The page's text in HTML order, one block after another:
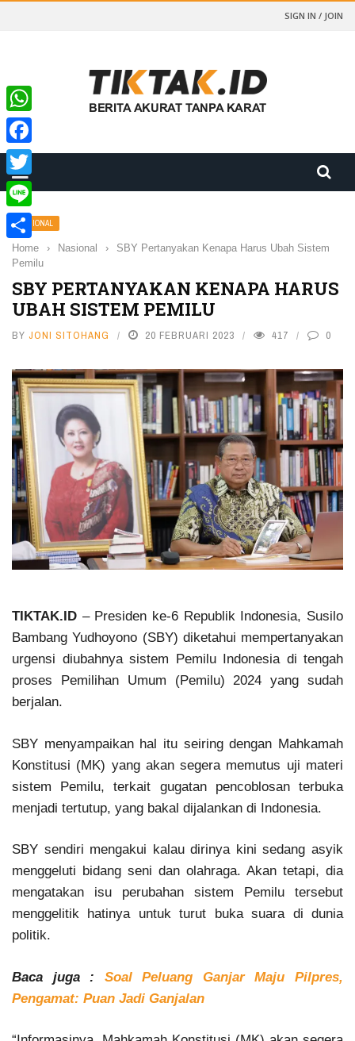
SIGN IN / JOIN
NASIONAL
Home › Nasional ›
SBY Pertanyakan Kenapa Harus Ubah Sistem
Pemilu
SBY PERTANYAKAN KENAPA HARUS
UBAH SISTEM PEMILU
BY JONI SITOHANG 20 FEBRUARI 2023 417 0
TIKTAK.ID – Presiden ke-6 Republik Indonesia, Susilo
Bambang Yudhoyono (SBY) diketahui mempertanyakan
urgensi diubahnya sistem Pemilu Indonesia di tengah
proses Pemilihan Umum (Pemilu) 2024 yang sudah
berjalan.
SBY menyampaikan hal itu seiring dengan Mahkamah
Konstitusi (MK) yang akan segera memutus uji materi
sistem Pemilu, terkait gugatan pencoblosan terbuka
menjadi tertutup, yang bakal dijalankan di Indonesia.
SBY sendiri mengakui kalau dirinya kini sedang asyik
menggeluti bidang seni dan olahraga. Akan tetapi, dia
mengatakan isu perubahan sistem Pemilu tersebut
menggelitik hatinya untuk turut buka suara di dunia
politik.
Baca juga : Soal Peluang Ganjar Maju Pilpres,
Pengamat: Puan Jadi Ganjalan
WhatsApp
Facebook
Twitter
Line
Share